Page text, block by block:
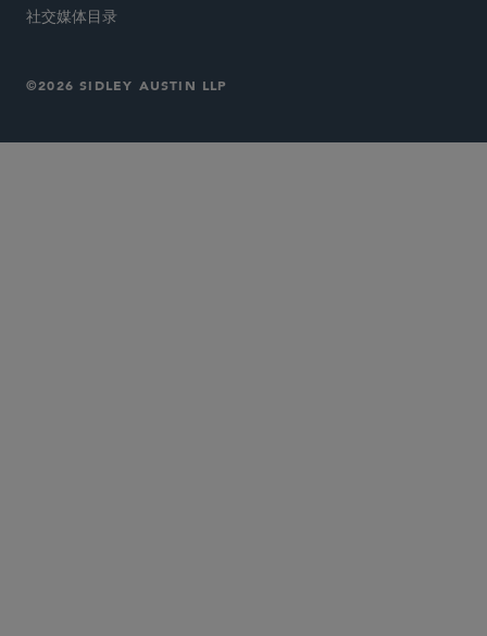
社交媒体目录
©2026 SIDLEY AUSTIN LLP